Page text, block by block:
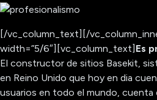
[/vc_column_text][/
width=”5/6″][vc_column_text] Es
El constructor de sitios Basekit,
en Reino Unido que hoy en dia
usuarios en todo el mundo,